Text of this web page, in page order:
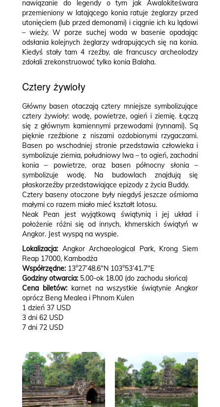
nawiązanie do legendy o tym jak Awalokiteśwara
przemieniony w latającego konia ratuje żeglarzy przed
utonięciem (lub przed demonami) i ciągnie ich ku lądowi
– wieży. W porze suchej woda w basenie opadając
odsłania kolejnych żeglarzy wdrapujących się na konia.
Kiedyś stały tam 4 rzeźby, ale francuscy archeolodzy
zdołali zrekonstruować tylko konia Balaha.
Cztery żywioły
Główny basen otaczają cztery mniejsze symbolizujące
cztery żywioły: wodę, powietrze, ogień i ziemię. Łączą
się z głównym kamiennymi przewodami (rynnami). Są
pięknie rzeźbione z niszami ozdobionymi rzygaczami.
Basen po wschodniej stronie przedstawia człowieka i
symbolizuje ziemia, południowy lwa – to ogień, zachodni
konia – powietrze, oraz basen północny słonia –
symbolizuje wodę. Na budowlach znajdują się
płaskorzeźby przedstawiające epizody z życia Buddy.
Cztery baseny otoczone były niegdyś jeszcze ośmioma
małymi co razem miało mieć kształt lotosu.
Neak Pean jest wyjątkową świątynią i jej układ i
położenie różni się od innych, khmerskich świątyń w
Angkor. Jest wyspą na wyspie.
Lokalizacja: Angkor Archaeological Park, Krong Siem
Reap 17000, Kambodża
Współrzędne: 13°27’48.6″N 103°53’41.7″E
Godziny otwarcia: 5.00-ok 18.00 (do zachodu słońca)
Cena biletów:karnet na wszystkie świątynie Angkor
oprócz Beng Mealea i Phnom Kulen
1 dzień 37 USD
3 dni 62 USD
7 dni 72 USD